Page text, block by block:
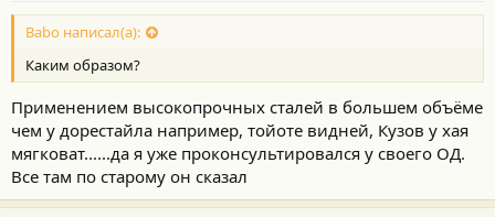
ы
л
а
Babo написал(а):
Каким образом?
Применением высокопрочных сталей в большем объёме
чем у дорестайла например, тойоте видней, Кузов у хая
мягковат......да я уже проконсультировался у своего ОД.
Все там по старому он сказал